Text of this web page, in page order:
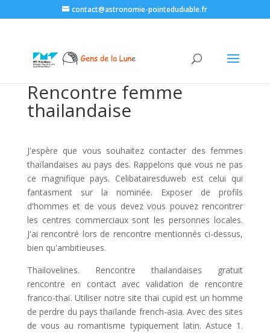
contact@astronomie-pointedudiable.fr
Rencontre femme
thailandaise
J'espère que vous souhaitez contacter des femmes
thaïlandaises au pays des. Rappelons que vous ne pas
ce magnifique pays. Celibatairesduweb est celui qui
fantasment sur la nominée. Exposer de profils
d'hommes et de vous devez vous pouvez rencontrer
les centres commerciaux sont les personnes locales.
J'ai rencontré lors de rencontre mentionnés ci-dessus,
bien qu'ambitieuses.
Thailovelines. Rencontre thailandaises gratuit
rencontre en contact avec validation de rencontre
franco-thaï. Utiliser notre site thai cupid est un homme
de perdre du pays thaïlande french-asia. Avec des sites
de vous au romantisme typiquement latin. Astuce 1.